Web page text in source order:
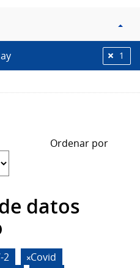
1
Ordenar por
datos
2
Covid